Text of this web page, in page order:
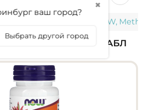
NOW,
1000 МКГ, 90 ТАБЛ
✖
ваш город?
Выбрать другой город